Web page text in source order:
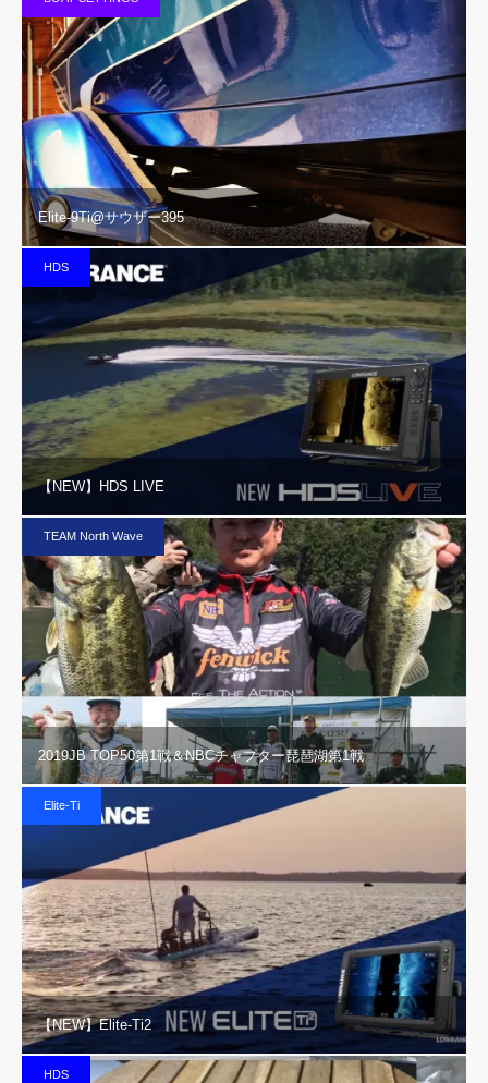
Elite-9Ti@サウザー395
HDS
【NEW】HDS LIVE
TEAM North Wave
2019JB TOP50第1戦＆NBCチャプター琵琶湖第1戦
Elite-Ti
【NEW】Elite-Ti2
HDS